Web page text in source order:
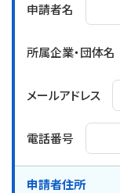
申請者名
所属企業・団体名
メールアドレス
電話番号
申請者住所